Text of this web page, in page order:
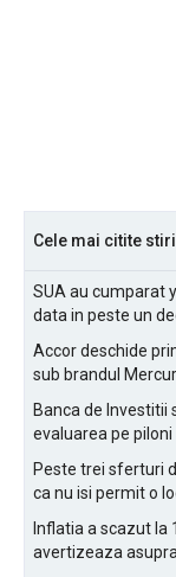
Cele mai citite stiri
SUA au cumparat
data in peste un
Accor deschide
sub brandul
Banca de Investitii
evaluarea pe
Peste trei sferturi
ca nu isi permit o
Inflatia a scazut la
avertizeaza